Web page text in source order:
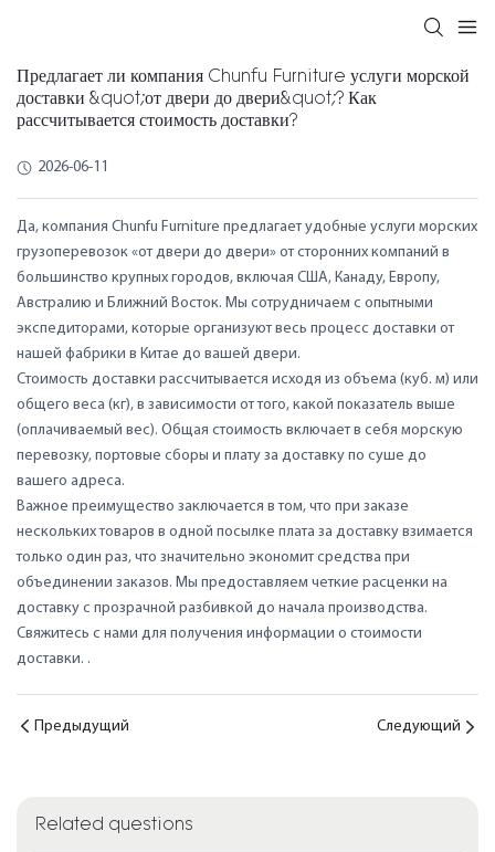
Предлагает ли компания Chunfu Furniture услуги морской
доставки &quot;от двери до двери&quot;? Как
рассчитывается стоимость доставки?
2026-06-11
Да, компания Chunfu Furniture предлагает удобные услуги морских
грузоперевозок «от двери до двери» от сторонних компаний в
большинство крупных городов, включая США, Канаду, Европу,
Австралию и Ближний Восток. Мы сотрудничаем с опытными
экспедиторами, которые организуют весь процесс доставки от
нашей фабрики в Китае до вашей двери.
Стоимость доставки рассчитывается исходя из объема (куб. м) или
общего веса (кг), в зависимости от того, какой показатель выше
(оплачиваемый вес). Общая стоимость включает в себя морскую
перевозку, портовые сборы и плату за доставку по суше до
вашего адреса.
Важное преимущество заключается в том, что при заказе
нескольких товаров в одной посылке плата за доставку взимается
только один раз, что значительно экономит средства при
объединении заказов. Мы предоставляем четкие расценки на
доставку с прозрачной разбивкой до начала производства.
Свяжитесь с нами для получения информации о стоимости
доставки. .
Предыдущий Следующий
Related questions